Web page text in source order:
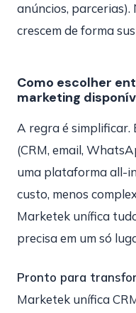
anúncios, parcerias).
crescem de forma
Como escolher
marketing
A regra é simplificar.
(CRM, email,
uma plataforma all-
custo, menos
Marketek unífica
precisa em um só
Pronto para
Marketek unífica